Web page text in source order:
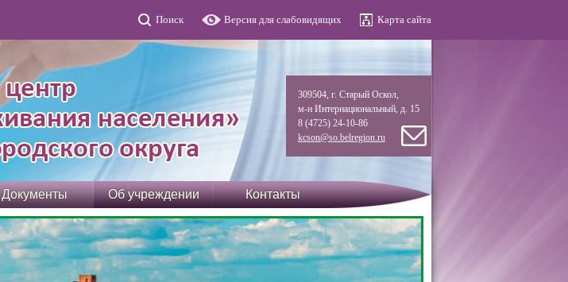
Поиск Версия для слабовидящих Карта сайта
309504, г. Старый Оскол,
м-н Интернациональный, д. 15
8 (4725) 24-10-86
kcson@so.belregion.ru
Документы Об учреждении Контакты